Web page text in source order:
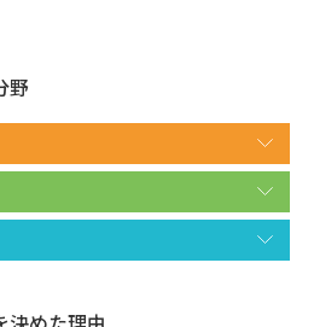
大学検索
を調べる
野